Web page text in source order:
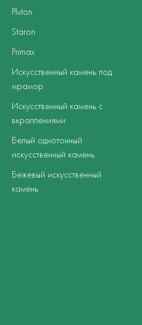
Pluton
Staron
Primax
Искусственный камень под
мрамор
Искусственный камень с
вкраплениями
Белый однотонный
искусственный камень
Бежевый искусственный
камень